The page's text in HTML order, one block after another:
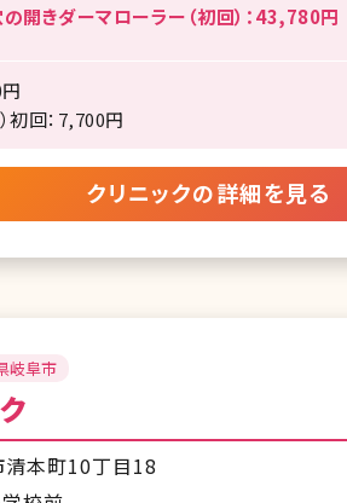
開きダーマローラー（初回）：43,780円
初回：7,700円
クリニックの詳細を見る
岐阜市
本町10丁目18